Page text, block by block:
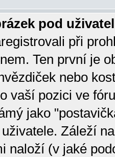
pod
při
Ten první je
nebo
vaší pozici ve
jako
Záleží
naloží (v jaké